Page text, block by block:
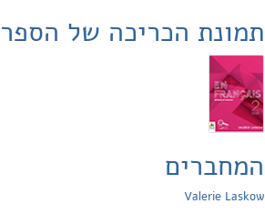
תמונת הכריכה של הספר
המחברים
Valerie Laskow